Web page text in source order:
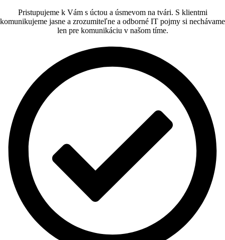
Pristupujeme k Vám s úctou a úsmevom na tvári. S klientmi
komunikujeme jasne a zrozumiteľne a odborné IT pojmy si nechávame
len pre komunikáciu v našom tíme.